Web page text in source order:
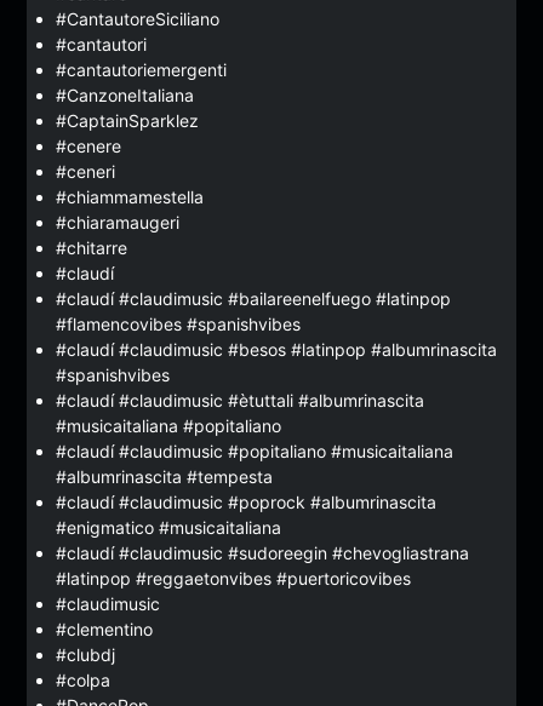
#CantautoreSiciliano
#cantautori
#cantautoriemergenti
#CanzoneItaliana
#CaptainSparklez
#cenere
#ceneri
#chiammamestella
#chiaramaugeri
#chitarre
#claudí
#claudí #claudimusic #bailareenelfuego #latinpop
#flamencovibes #spanishvibes
#claudí #claudimusic #besos #latinpop #albumrinascita
#spanishvibes
#claudí #claudimusic #ètuttali #albumrinascita
#musicaitaliana #popitaliano
#claudí #claudimusic #popitaliano #musicaitaliana
#albumrinascita #tempesta
#claudí #claudimusic #poprock #albumrinascita
#enigmatico #musicaitaliana
#claudí #claudimusic #sudoreegin #chevogliastrana
#latinpop #reggaetonvibes #puertoricovibes
#claudimusic
#clementino
#clubdj
#colpa